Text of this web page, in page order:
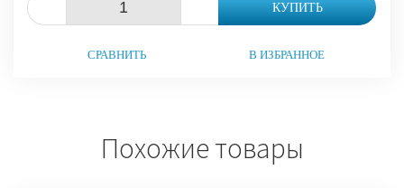
КУПИТЬ
СРАВНИТЬ В ИЗБРАННОЕ
Похожие товары